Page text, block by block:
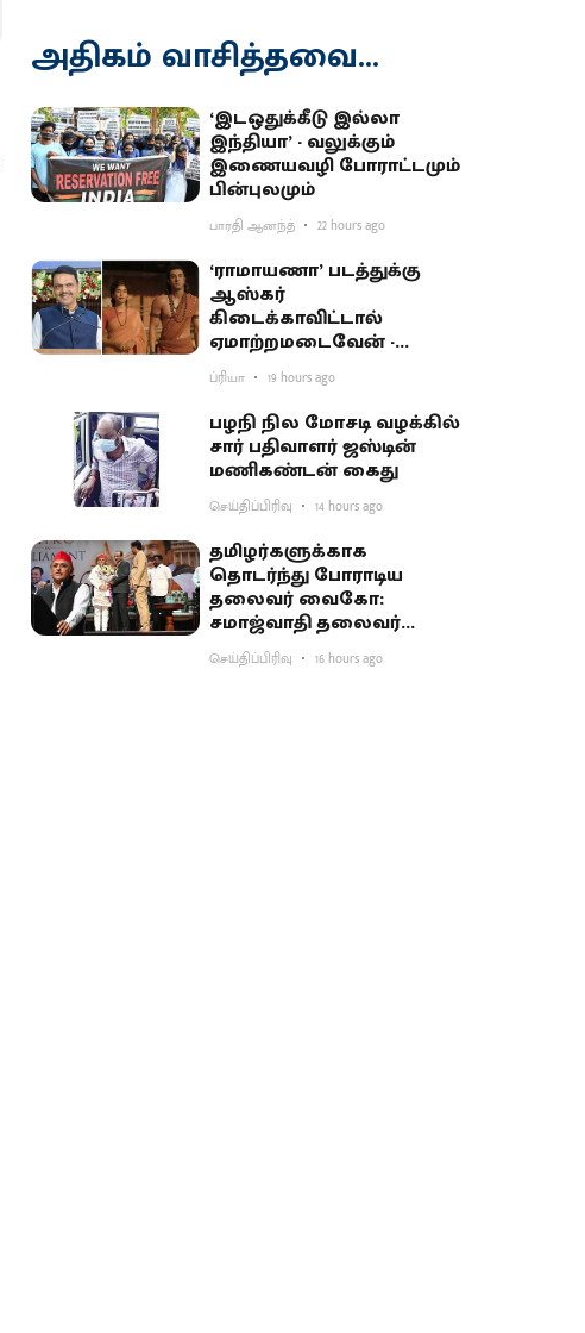
அதிகம் வாசித்தவை...
‘இடஒதுக்கீடு இல்லா
இந்தியா’ - வலுக்கும்
இணையவழி போராட்டமும்
பின்புலமும்
பாரதி ஆனந்த் 22 hours ago
‘ராமாயணா’ படத்துக்கு
ஆஸ்கர்
கிடைக்காவிட்டால்
ஏமாற்றமடைவேன் -
மகாராஷ்டிர முதல்வர்
பகிர்வு
ப்ரியா 19 hours ago
பழநி நில மோசடி வழக்கில்
சார் பதிவாளர் ஜஸ்டின்
மணிகண்டன் கைது
செய்திப்பிரிவு 14 hours ago
தமிழர்களுக்காக
தொடர்ந்து போராடிய
தலைவர் வைகோ:
சமாஜ்வாதி தலைவர்
அகிலேஷ் புகழாரம்
செய்திப்பிரிவு 16 hours ago